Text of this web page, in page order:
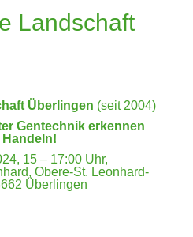
Landschaft
Überlingen (seit 2004)
Gentechnik erkennen
15 – 17:00 Uhr,
Obere-St. Leonhard-
Überlingen